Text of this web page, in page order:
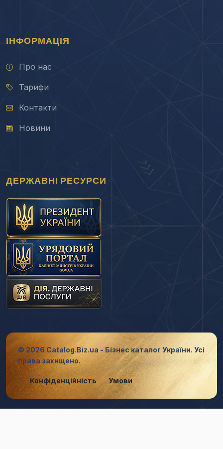
ІНФОРМАЦІЯ
Про нас
Тарифи
Контакти
Новини
ДЕРЖАВНІ РЕСУРСИ
© 2026 Catalog.Biz.ua - Бізнес каталог України. Усі
права захищено.
Конфіденційність Умови